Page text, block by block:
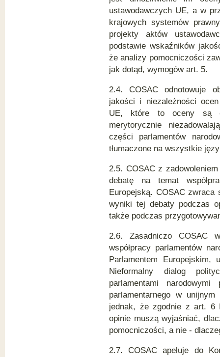
ustawodawczych UE, a w
krajowych systemów
projekty aktów
podstawie wskaźników
że analizy pomocniczości
jak dotąd, wymogów art. 5.
2.4. COSAC odnotowuje
jakości i niezależności
UE, które to oceny są
merytorycznie
części parlamentów
tłumaczone na wszystkie
2.5. COSAC z
debatę na temat
Europejską. COSAC zwraca
wyniki tej debaty podczas
także podczas
2.6. Zasadniczo COSAC
współpracy parlamentów
Parlamentem
Nieformalny dialog
parlamentami
parlamentarnego w
jednak, że zgodnie z art. 6
opinie muszą wyjaśniać,
pomocniczości, a nie -
2.7. COSAC apeluje do